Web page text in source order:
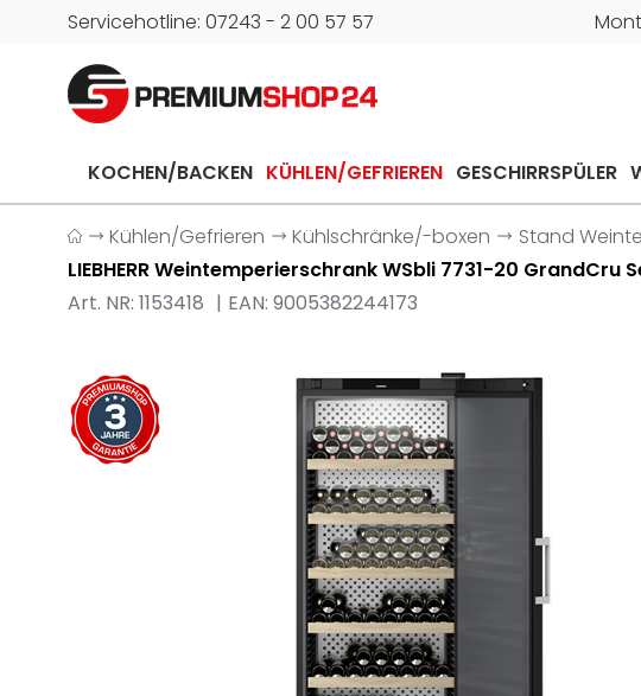
Servicehotline: 07243 - 2 00 57 57
KOCHEN/BACKEN KÜHLEN/GEFRIEREN GESCHIRRSPÜLER
Kühlen/Gefrieren Kühlschränke/-boxen
Stand
LIEBHERR Weintemperierschrank WSbli 7731-20
Art. NR: 1153418
EAN: 9005382244173